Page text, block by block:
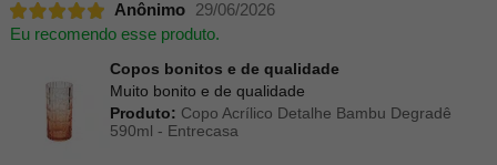
Anônimo
29/06/2026
Eu recomendo esse produto.
Copos bonitos e de qualidade
Muito bonito e de qualidade
Produto: Copo Acrílico Detalhe Bambu Degradê
590ml - Entrecasa